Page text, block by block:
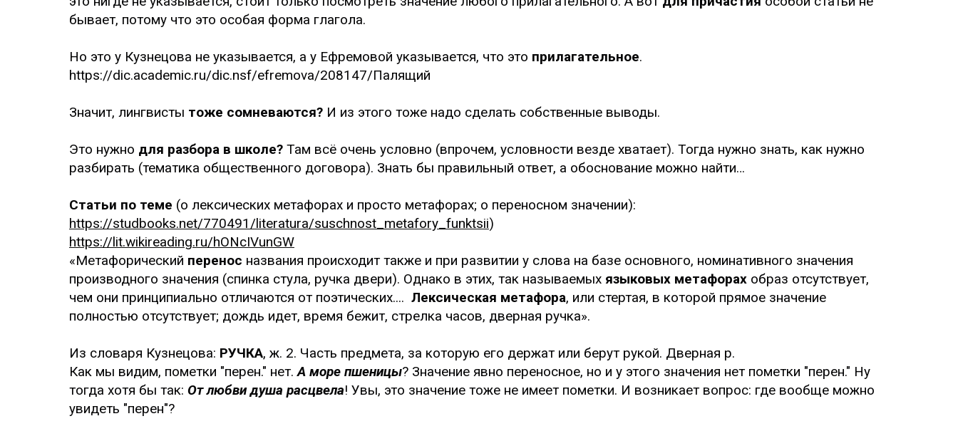
бывает, потому что это особая форма глагола.
Но это у Кузнецова не указывается, а у Ефремовой указывается, что это прилагательное.
https://dic.academic.ru/dic.nsf/efremova/208147/Палящий
Значит, лингвисты тоже сомневаются? И из этого тоже надо сделать собственные выводы.
Это нужно для разбора в школе? Там всё очень условно (впрочем, условности везде хватает). Тогда нужно знать, как нужно
разбирать (тематика общественного договора). Знать бы правильный ответ, а обоснование можно найти…
Статьи по теме (о лексических метафорах и просто метафорах; о переносном значении):
https://studbooks.net/770491/literatura/suschnost_metafory_funktsii)
https://lit.wikireading.ru/hONcIVunGW
«Метафорический перенос названия происходит также и при развитии у слова на базе основного, номинативного значения
производного значения (спинка стула, ручка двери). Однако в этих, так называемых языковых метафорах образ отсутствует,
чем они принципиально отличаются от поэтических.... Лексическая метафора, или стертая, в которой прямое значение
полностью отсутствует; дождь идет, время бежит, стрелка часов, дверная ручка».
Из словаря Кузнецова: РУЧКА, ж. 2. Часть предмета, за которую его держат или берут рукой. Дверная р.
Как мы видим, пометки "перен." нет.А море пшеницы? Значение явно переносное, но и у этого значения нет пометки "перен." Ну
тогда хотя бы так: От любви душа расцвела! Увы, это значение тоже не имеет пометки. И возникает вопрос: где вообще можно
увидеть "перен"?